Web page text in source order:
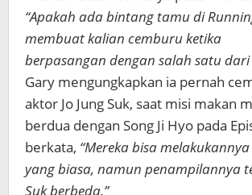
“Apakah ada bintang tamu di
membuat kalian cemburu ketika
berpasangan dengan salah satu dari
Gary mengungkapkan ia pernah
aktor Jo Jung Suk, saat misi makan
berdua dengan Song Ji Hyo pada
berkata, “Mereka bisa
yang biasa, namun penampilannya
Suk berbeda.”